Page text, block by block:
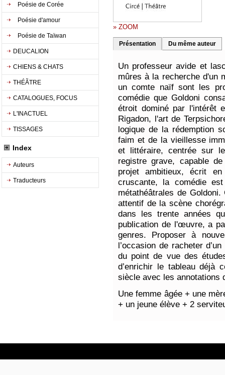
Poésie de Corée
Poésie d'amour
Poésie de Taïwan
DEUCALION
CHIENS & CHATS
THÉÃTRE
CATALOGUES, FOCUS
L'INACTUEL
TISSAGES
Index
Auteurs
Traducteurs
» ZOOM
Présentation Du même auteur
Un professeur avide et
mûres à la recherche d'un
un comte naïf sont les
comédie que Goldoni
étroit dominé par l'intérêt
Rigadon, l'art de
logique de la rédemption
faim et de la vieillesse
et littéraire, centrée sur
registre grave, capable
projet ambitieux, écrit
cruscante, la comédie
métathéâtrales de
attentif de la scène
dans les trente années
publication de l'œuvre, a
genres. Proposer à
l’occasion de racheter
du point de vue des
d’enrichir le tableau déjà
siècle avec les annotations
Une femme âgée + une
+ un jeune élève + 2